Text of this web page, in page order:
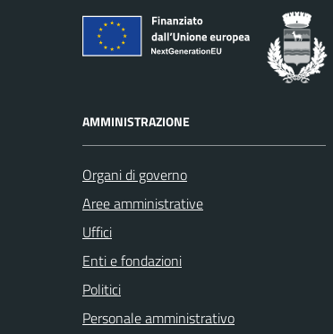
AMMINISTRAZIONE
Organi di governo
Aree amministrative
Uffici
Enti e fondazioni
Politici
Personale amministrativo